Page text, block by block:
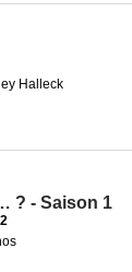
Halleck
? - Saison 1
2